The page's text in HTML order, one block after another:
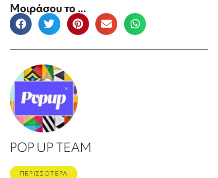
Μοιράσου το ...
POP UP TEAM
ΠΕΡΙΣΣΟΤΕΡΑ